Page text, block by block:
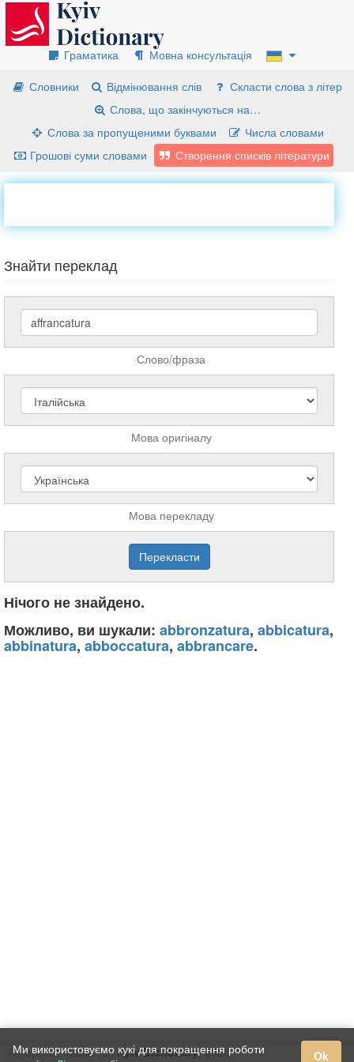
Граматика
Мовна консультація
Словники
Відмінювання слів
Скласти слова з літер
Слова, що закінчуються на…
Слова за пропущеними буквами
Числа словами
Грошові суми словами
Створення списків літератури
Знайти переклад
Слово/фраза
Мова оригіналу
Мова перекладу
Нічого не знайдено.
Можливо, ви шукали: abbronzatura, abbicatura,
abbinatura, abboccatura, abbrancare.
Ми використовуємо кукі для покращення роботи
Ok
Авторське право (c), Kyiv Dictionary, 2020.